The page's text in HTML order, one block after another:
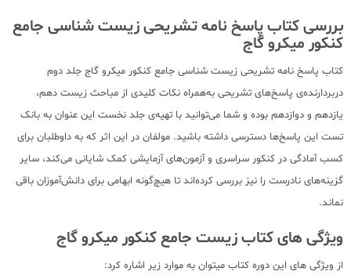
بررسی کتاب پاسخ نامه تشریحی زیست شناسی جامع
کنکور میکرو گاج
کتاب پاسخ نامه تشریحی زیست شناسی جامع کنکور میکرو گاج جلد دوم
دربردارنده‌ی پاسخ‌های تشریحی به‌همراه نکات کلیدی از مباحث زیست دهم،
یازدهم و دوازدهم بوده و شما می‌توانید با تهیه‌ی جلد نخست این عنوان به بانک
تست این پاسخ‌ها دسترسی داشته باشید. مولفان در این اثر که به داوطلبان برای
کسب آمادگی در کنکور سراسری و آزمون‌های آزمایشی کمک شایانی می‌کند، سایر
گزینه‌های نادرست را نیز بررسی کرده‌اند تا هیچ‌گونه ابهامی برای دانش‌آموزان باقی
نماند.
ویژگی های کتاب زیست جامع کنکور میکرو گاج
از ویژگی های این دوره کتاب میتوان به موارد زیر اشاره کرد: